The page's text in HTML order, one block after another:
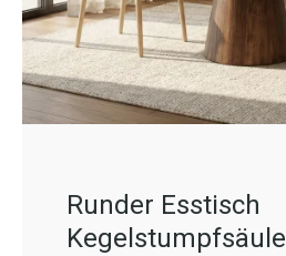
Runder Esstisch
Kegelstumpfsäule